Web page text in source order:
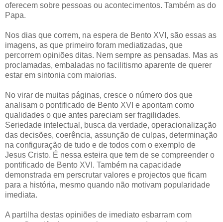
oferecem sobre pessoas ou acontecimentos. Também as do
Papa.
Nos dias que correm, na espera de Bento XVI, são essas as
imagens, as que primeiro foram mediatizadas, que
percorrem opiniões ditas. Nem sempre as pensadas. Mas as
proclamadas, embaladas no facilitismo aparente de querer
estar em sintonia com maiorias.
No virar de muitas páginas, cresce o número dos que
analisam o pontificado de Bento XVI e apontam como
qualidades o que antes pareciam ser fragilidades.
Seriedade intelectual, busca da verdade, operacionalização
das decisões, coerência, assunção de culpas, determinação
na configuração de tudo e de todos com o exemplo de
Jesus Cristo. É nessa esteira que tem de se compreender o
pontificado de Bento XVI. Também na capacidade
demonstrada em perscrutar valores e projectos que ficam
para a história, mesmo quando não motivam popularidade
imediata.
A partilha destas opiniões de imediato esbarram com